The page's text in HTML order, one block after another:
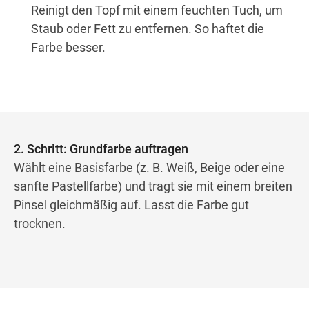
Reinigt den Topf mit einem feuchten Tuch, um
Staub oder Fett zu entfernen. So haftet die
Farbe besser.
2. Schritt: Grundfarbe auftragen
Wählt eine Basisfarbe (z. B. Weiß, Beige oder eine
sanfte Pastellfarbe) und tragt sie mit einem breiten
Pinsel gleichmäßig auf. Lasst die Farbe gut
trocknen.